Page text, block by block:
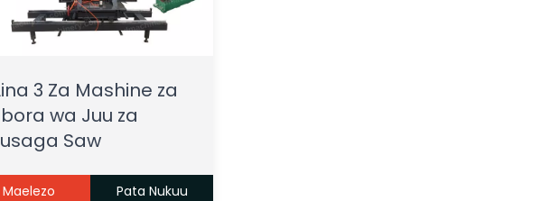
3 Za Mashine za
wa Juu za
Saw
Maelezo Pata Nukuu